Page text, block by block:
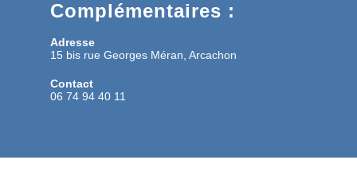
Complémentaires :
Adresse
15 bis rue Georges Méran, Arcachon
Contact
06 74 94 40 11